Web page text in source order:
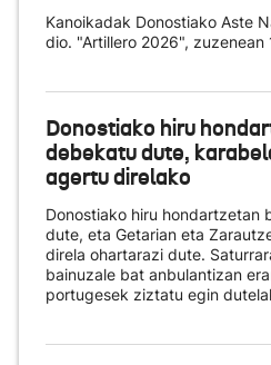
Kanoikadak Donostiako Aste
dio. "Artillero 2026",
Donostiako hiru
debekatu dute,
agertu direlako
Donostiako hiru hondartzetan
dute, eta Getarian eta
direla ohartarazi dute.
bainuzale bat anbulantizan
portugesek ziztatu egin